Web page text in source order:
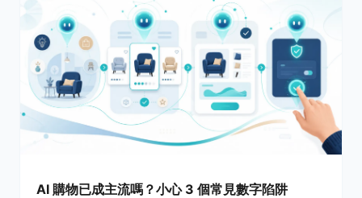
AI 購物已成主流嗎？小心 3 個常見數字陷阱